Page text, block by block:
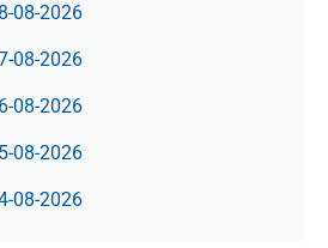
08-2026
08-2026
08-2026
08-2026
08-2026